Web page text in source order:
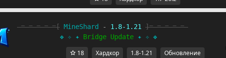
-=-=-=-=-=[ MineShard - 1.8-1.21 ]=-=-=-=-=-
❖ ✧ ✦ Bridge Update ✦ ✧ ❖
18 Хардкор 1.8-1.21 Обновление